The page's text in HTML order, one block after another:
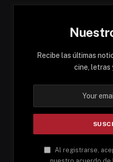
Recibe las últimas
cine, letras
Al registrarse,